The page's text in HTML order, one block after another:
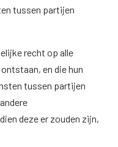
tussen partijen
recht op alle
en die hun
tussen partijen
deze er zouden zijn,